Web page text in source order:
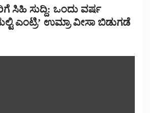
ಸಿಹಿ ಸುದ್ದಿ: ಒಂದು ವರ್ಷ
ಎಂಟ್ರಿ’ ಉಮ್ರಾ ವೀಸಾ ಬಿಡುಗಡೆ